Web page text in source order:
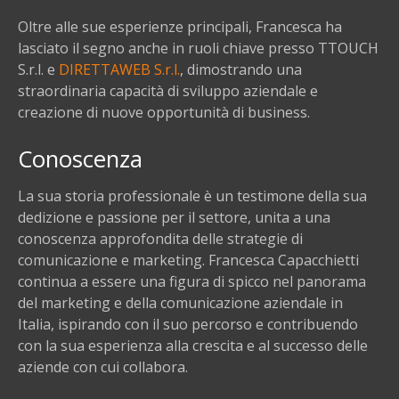
Oltre alle sue esperienze principali, Francesca ha
lasciato il segno anche in ruoli chiave presso TTOUCH
S.r.l. e DIRETTAWEB S.r.l., dimostrando una
straordinaria capacità di sviluppo aziendale e
creazione di nuove opportunità di business.
Conoscenza
La sua storia professionale è un testimone della sua
dedizione e passione per il settore, unita a una
conoscenza approfondita delle strategie di
comunicazione e marketing. Francesca Capacchietti
continua a essere una figura di spicco nel panorama
del marketing e della comunicazione aziendale in
Italia, ispirando con il suo percorso e contribuendo
con la sua esperienza alla crescita e al successo delle
aziende con cui collabora.